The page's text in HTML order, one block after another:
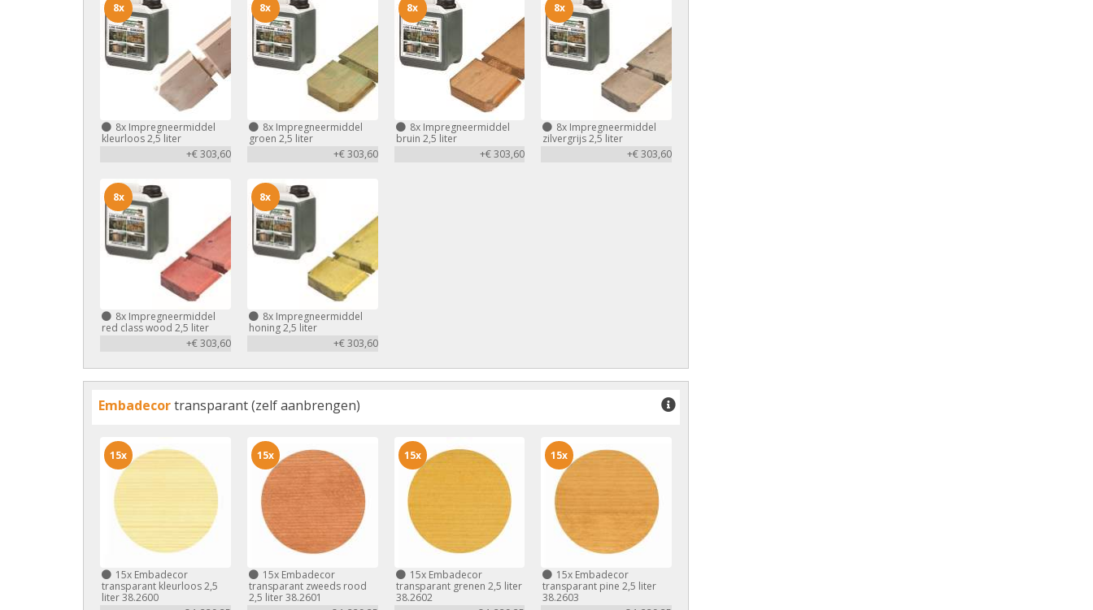
8x Impregneermiddel
kleurloos 2,5 liter
+€ 303,60
8x
8xImpregneermiddel
groen 2,5 liter
+€ 303,60
8x
8xImpregneermiddel
bruin 2,5 liter
+€ 303,60
8x
8x Impregneermiddel
zilvergrijs 2,5 liter
+€ 303,60
8x
8x Impregneermiddel
red class wood 2,5 liter
+€ 303,60
8x
8xImpregneermiddel
honing 2,5 liter
+€ 303,60
8x
Embadecortransparant (zelf aanbrengen)
15x Embadecor
transparant kleurloos 2,5
liter 38.2600
15x
15xEmbadecor
transparant zweeds rood
2,5 liter 38.2601
15x
15xEmbadecor
transparant grenen 2,5 liter
38.2602
15x
15x Embadecor
transparant pine 2,5 liter
38.2603
15x